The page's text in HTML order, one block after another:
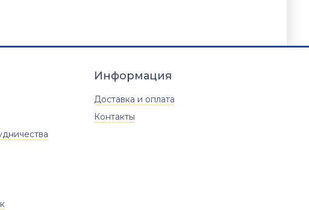
Информация
Доставка и оплата
Контакты